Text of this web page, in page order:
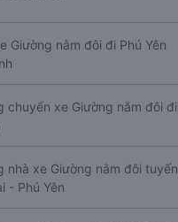
Giường nằm đôi đi Phú Yên
chuyến xe Giường nằm đôi đi
nhà xe Giường nằm đôi tuyến
- Phú Yên